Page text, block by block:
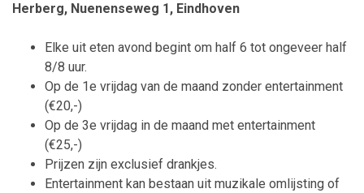
Herberg, Nuenenseweg 1 , Eindhoven
Elke uit eten avond begint om half 6 tot ongeveer half
8/8 uur.
Op de 1e vrijdag van de maand zonder entertainment
(€20,-)
Op de 3e vrijdag in de maand met entertainment
(€25,-)
Prijzen zijn exclusief drankjes.
Entertainment kan bestaan uit muzikale omlijsting of